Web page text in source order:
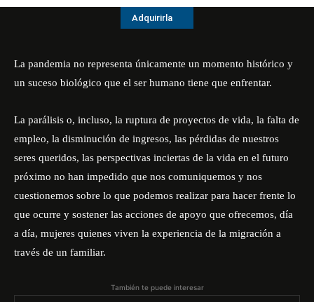
Adquirirla
La pandemia no representa únicamente un momento histórico y
un suceso biológico que el ser humano tiene que enfrentar.
La parálisis o, incluso, la ruptura de proyectos de vida, la falta de
empleo, la disminución de ingresos, las pérdidas de nuestros
seres queridos, las perspectivas inciertas de la vida en el futuro
próximo no han impedido que nos comuniquemos y nos
cuestionemos sobre lo que podemos realizar para hacer frente lo
que ocurre y sostener las acciones de apoyo que ofrecemos, día
a día, mujeres quienes viven la experiencia de la migración a
través de un familiar.
También te puede interesar